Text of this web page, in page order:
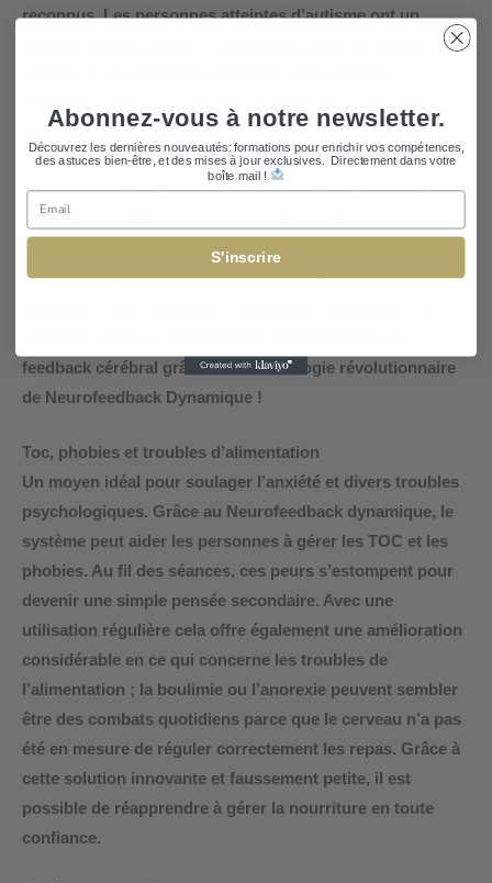
reconnus. Les personnes atteintes d’autisme ont un
diminution des mouvements répétitifs, des cris et des
Chez l’enfant souffrant de troubles dys, les résultats sont
une meilleure capacité à faire face aux différences se
traduisent par une meilleure concentration tandis que les
feedback cérébral grâce à sa technologie révolutionnaire
de Neurofeedback Dynamique !
Toc, phobies et troubles d’alimentation
Un moyen idéal pour soulager l’anxiété et divers troubles
psychologiques. Grâce au Neurofeedback dynamique, le
système peut aider les personnes à gérer les TOC et les
phobies. Au fil des séances, ces peurs s’estompent pour
devenir une simple pensée secondaire. Avec une
utilisation régulière cela offre également une amélioration
considérable en ce qui concerne les troubles de
l’alimentation ; la boulimie ou l’anorexie peuvent sembler
être des combats quotidiens parce que le cerveau n’a pas
été en mesure de réguler correctement les repas. Grâce à
cette solution innovante et faussement petite, il est
possible de réapprendre à gérer la nourriture en toute
confiance.
Abonnez-vous à notre newsletter.
Découvrez les dernières nouveautés: formations pour enrichir vos compétences,
des astuces bien-être, et des mises à jour exclusives. Directement dans votre
boîte mail !
Email
S'inscrire